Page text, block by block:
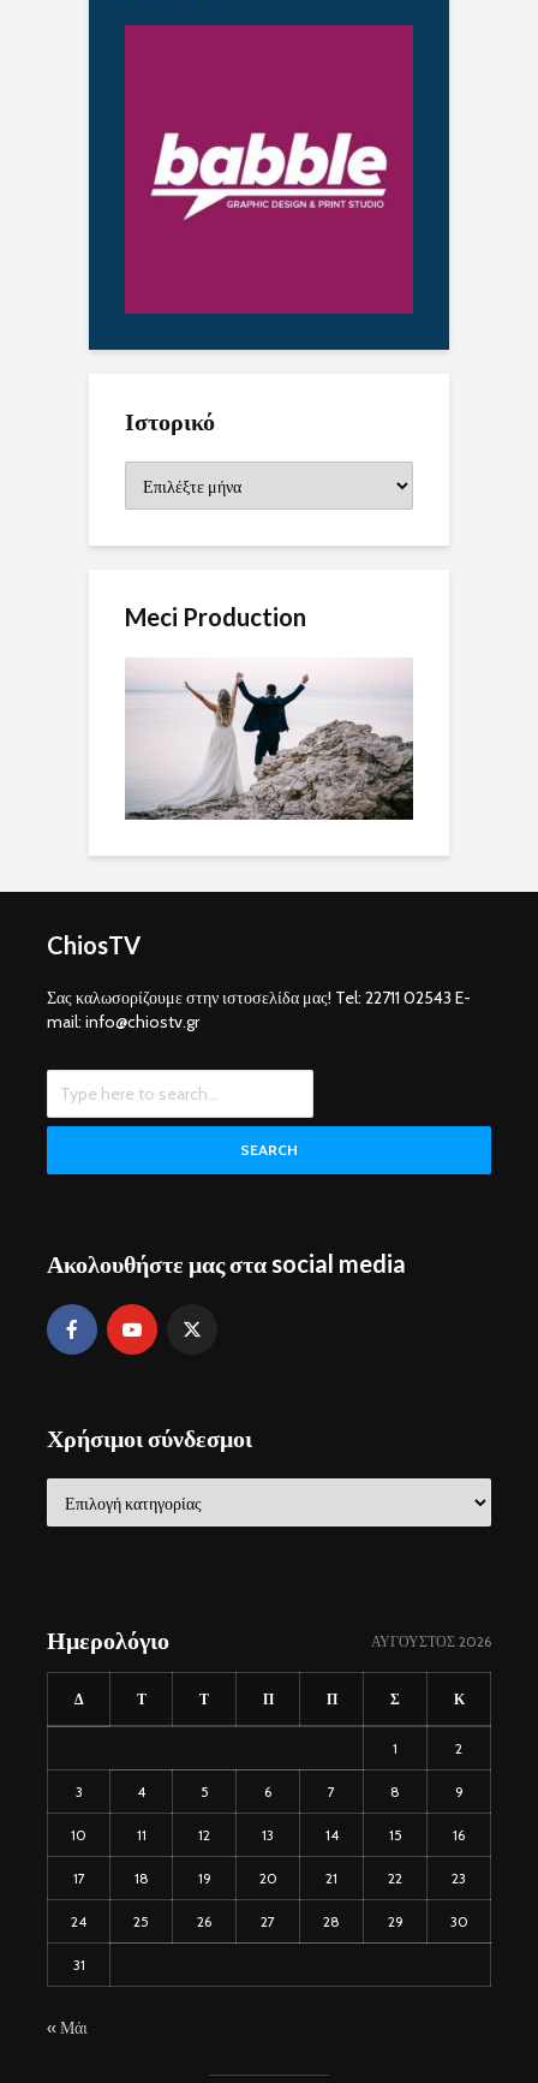
Ιστορικό
Meci Production
ChiosTV
Σας καλωσορίζουμε στην ιστοσελίδα μας! Tel: 22711 02543 E-
mail: info@chiostv.gr
SEARCH
Ακολουθήστε μας στα social media
Χρήσιμοι σύνδεσμοι
σύνδεσμοι
Ημερολόγιο ΑΎΓΟΥΣΤΟΣ 2026
Δ Τ Τ Π Π Σ Κ
1 2
3 4 5 6 7 8 9
10 11 12 13 14 15 16
17 18 19 20 21 22 23
24 25 26 27 28 29 30
31
« Μάι